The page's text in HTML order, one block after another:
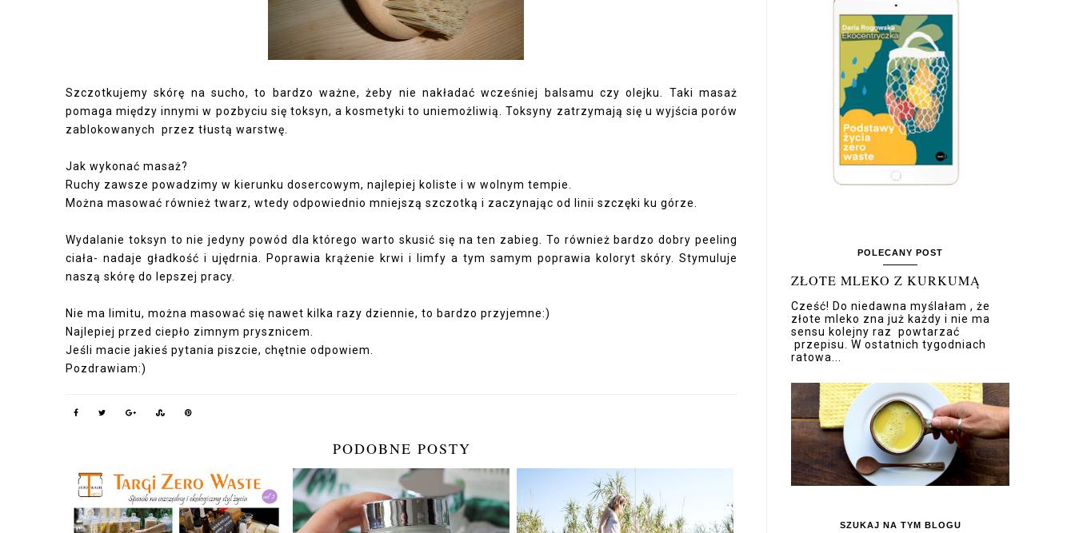
Szczotkujemy skórę na sucho, to bardzo ważne, żeby nie nakładać wcześniej balsamu czy olejku. Taki masaż
pomaga między innymi w pozbyciu się toksyn, a kosmetyki to uniemożliwią. Toksyny zatrzymają się u wyjścia porów
zablokowanych przez tłustą warstwę.
Jak wykonać masaż?
Ruchy zawsze powadzimy w kierunku dosercowym, najlepiej koliste i w wolnym tempie.
Można masować również twarz, wtedy odpowiednio mniejszą szczotką i zaczynając od linii szczęki ku górze.
Wydalanie toksyn to nie jedyny powód dla którego warto skusić się na ten zabieg. To również bardzo dobry peeling
ciała- nadaje gładkość i ujędrnia. Poprawia krążenie krwi i limfy a tym samym poprawia koloryt skóry. Stymuluje
naszą skórę do lepszej pracy.
Nie ma limitu, można masować się nawet kilka razy dziennie, to bardzo przyjemne:)
Najlepiej przed ciepło zimnym prysznicem.
Jeśli macie jakieś pytania piszcie, chętnie odpowiem.
Pozdrawiam:)
PODOBNE POSTY
POLECANY POST
ZŁOTE MLEKO Z KURKUMĄ
Cześć! Do niedawna myślałam , że
złote mleko zna już każdy i nie ma
sensu kolejny raz powtarzać
przepisu. W ostatnich tygodniach
ratowa...
SZUKAJ NA TYM BLOGU